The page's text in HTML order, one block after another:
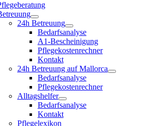
24h Betreuung
Bedarfsanalyse
A1-Bescheinigung
Pflegekostenrechner
Kontakt
24h Betreuung auf Mallorca
Bedarfsanalyse
Pflegekostenrechner
Alltagshelfer
Bedarfsanalyse
Kontakt
Pflegelexikon